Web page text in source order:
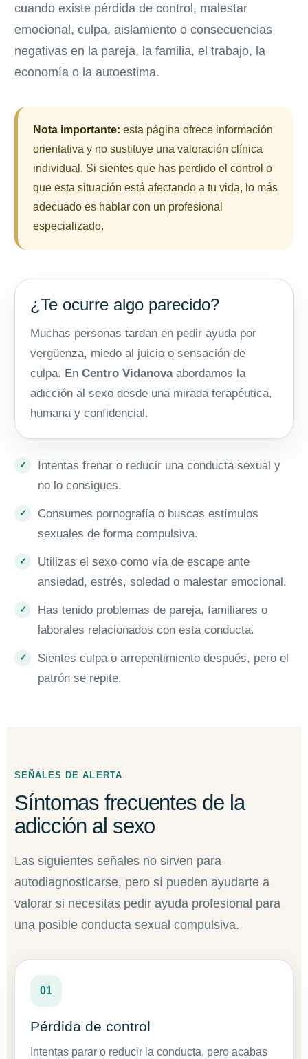
cuando existe pérdida de control, malestar
emocional, culpa, aislamiento o consecuencias
negativas en la pareja, la familia, el trabajo, la
economía o la autoestima.
Nota importante: esta página ofrece información
orientativa y no sustituye una valoración clínica
individual. Si sientes que has perdido el control o
que esta situación está afectando a tu vida, lo más
adecuado es hablar con un profesional
especializado.
¿Te ocurre algo parecido?
Muchas personas tardan en pedir ayuda por
vergüenza, miedo al juicio o sensación de
culpa. En Centro Vidanovaabordamos la
adicción al sexo desde una mirada terapéutica,
humana y confidencial.
Intentas frenar o reducir una conducta sexual y
no lo consigues.
Consumes pornografía o buscas estímulos
sexuales de forma compulsiva.
Utilizas el sexo como vía de escape ante
ansiedad, estrés, soledad o malestar emocional.
Has tenido problemas de pareja, familiares o
laborales relacionados con esta conducta.
Sientes culpa o arrepentimiento después, pero el
patrón se repite.
SEÑALES DE ALERTA
Síntomas frecuentes de la
adicción al sexo
Las siguientes señales no sirven para
autodiagnosticarse, pero sí pueden ayudarte a
valorar si necesitas pedir ayuda profesional para
una posible conducta sexual compulsiva.
01
Pérdida de control
Intentas parar o reducir la conducta, pero acabas